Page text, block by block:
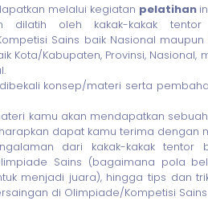
melalui kegiatan pelatihan
dilatih oleh kakak-kakak
Sains baik Nasional
Kota/Kabupaten, Provinsi,
konsep/materi serta
kamu akan mendapatkan
dapat kamu terima dengan
dari kakak-kakak
Sains (bagaimana pola
menjadi juara), hingga tips dan
di Olimpiade/Kompetisi